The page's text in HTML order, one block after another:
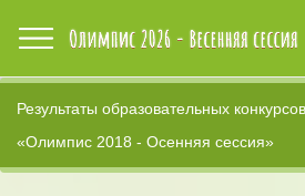
Результаты образовательных конкурсов
«Олимпис 2018 - Осенняя сессия»